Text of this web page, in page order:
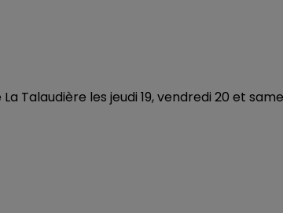
Talaudière les jeudi 19, vendredi 20 et